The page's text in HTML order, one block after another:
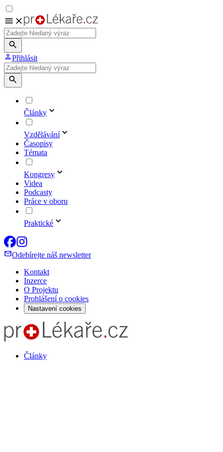
Přihlásit
Články
Vzdělávání
Časopisy
Témata
Kongresy
Videa
Podcasty
Práce v oboru
Praktické
Odebírejte náš newsletter
Kontakt
Inzerce
O Projektu
Prohlášení o cookies
Nastavení cookies
Články